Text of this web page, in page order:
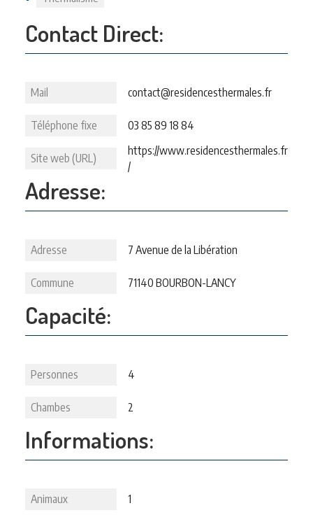
Contact Direct:
Mail contact@residencesthermales.fr
Téléphone fixe 03 85 89 18 84
Site web (URL)
https://www.residencesthermales.fr
/
Adresse:
Adresse 7 Avenue de la Libération
Commune 71140 BOURBON-LANCY
Capacité:
Personnes 4
Chambes 2
Informations:
Animaux 1